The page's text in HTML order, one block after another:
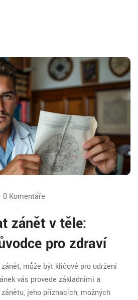
0 Komentáře
zánět v těle:
pro zdraví
může být klíčové pro udržení
vás provede základními a
jeho příznacích, možných